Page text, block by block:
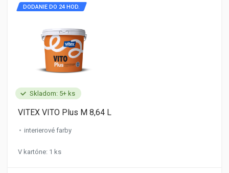
Skladom: 5+ ks
DODANIE DO 24 HOD.
VITEX VITO Plus M 8,64 L
interierové farby
V kartóne: 1 ks